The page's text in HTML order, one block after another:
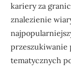
kariery za
znalezienie
przeszukiwanie
tematycznych